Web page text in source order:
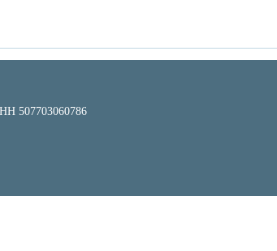
507703060786